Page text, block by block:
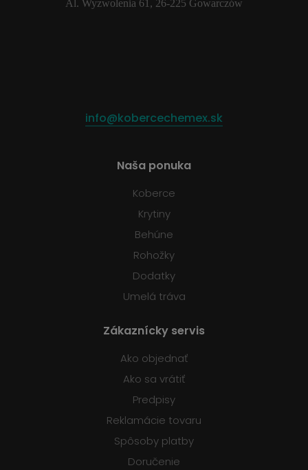
Al. Wyzwolenia 61, 26-225 Gowarczów
info@kobercechemex.sk
Naša ponuka
Koberce
Krytiny
Behúne
Rohožky
Dodatky
Umelá tráva
Zákaznícky servis
Ako objednať
Ako sa vrátiť
Predpisy
Reklamácie tovaru
Spôsoby platby
Doručenie